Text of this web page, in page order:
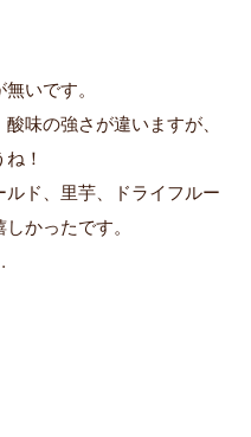
いです。
味の強さが違いますが、
！
ド、里芋、ドライフルー
かったです。